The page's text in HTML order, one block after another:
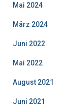
Mai 2024
März 2024
Juni 2022
Mai 2022
August 2021
Juni 2021